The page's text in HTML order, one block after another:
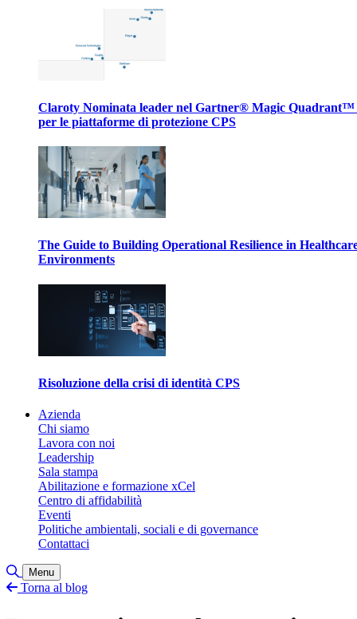
Claroty Nominata leader nel Gartner® Magic Quadrant™
per le piattaforme di protezione CPS
The Guide to Building Operational Resilience in
Environments
Risoluzione della crisi di identità CPS
Azienda
Chi siamo
Lavora con noi
Leadership
Sala stampa
Abilitazione e formazione xCel
Centro di affidabilità
Eventi
Politiche ambientali, sociali e di governance
Contattaci
Attiva/disattiva ricerca
Menu
Torna al blog